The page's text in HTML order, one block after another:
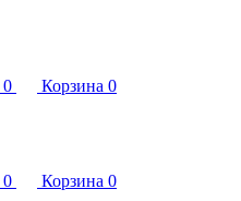
0 Корзина 0
0 Корзина 0